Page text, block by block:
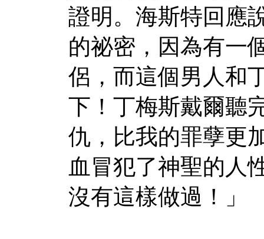
證明。海斯特回應
的祕密，因為有一
侶，而這個男人和
下！丁梅斯戴爾聽
仇，比我的罪孽更
血冒犯了神聖的人
沒有這樣做過！」